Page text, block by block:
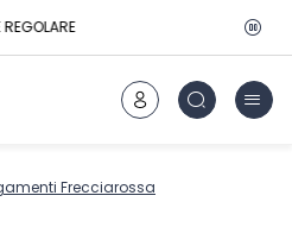
Frecciarossa